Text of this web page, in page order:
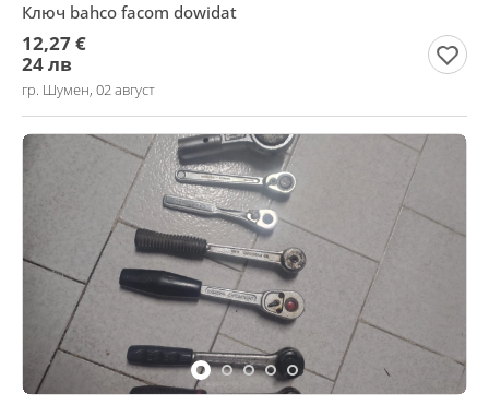
Ключ bahco facom dowidat
12,27 €
24 лв
гр. Шумен, 02 август